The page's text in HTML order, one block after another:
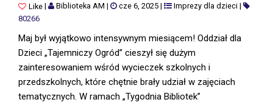
Like| Biblioteka AM | cze 6, 2025| Imprezy dla dzieci|
80266
Maj był wyjątkowo intensywnym miesiącem! Oddział dla
Dzieci „Tajemniczy Ogród” cieszył się dużym
zainteresowaniem wśród wycieczek szkolnych i
przedszkolnych, które chętnie brały udział w zajęciach
tematycznych. W ramach „Tygodnia Bibliotek”